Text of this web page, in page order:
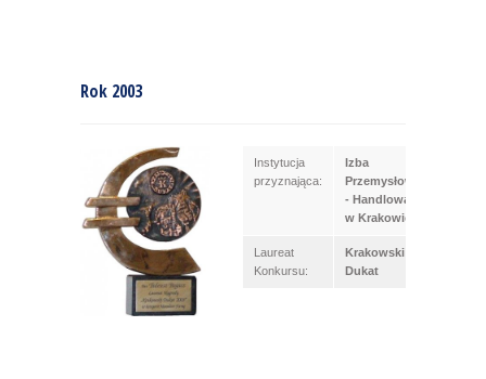
Rok 2003
Instytucja
przyznająca:
Izba
Przemysłowa
- Handlowa
w Krakowie
Laureat
Konkursu:
Krakowski
Dukat